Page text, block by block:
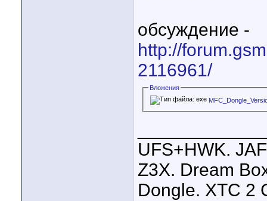
обсуждение -
http://
2116961/
Вложения
UFS+HWK.
Z3X. Dream
Dongle. XTC 2